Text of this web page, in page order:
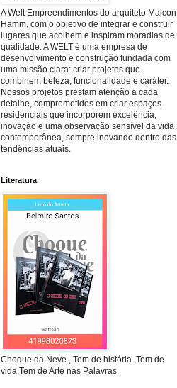
A Welt Empreendimentos do arquiteto Maicon
Hamm, com o objetivo de integrar e construir
lugares que acolhem e inspiram moradias de
qualidade. A WELT é uma empresa de
desenvolvimento e construção fundada com
uma missão clara: criar projetos que
combinem beleza, funcionalidade e caráter.
Nossos projetos prestam atenção a cada
detalhe, comprometidos em criar espaços
residenciais que incorporem excelência,
inovação e uma observação sensível da vida
contemporânea, sempre inovando dentro das
tendências atuais.
Literatura
Choque da Neve , Tem de história ,Tem de
vida,Tem de Arte nas Palavras.